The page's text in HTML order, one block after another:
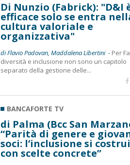
Di Nunzio (Fabrick): "D&I
efficace solo se entra
cultura valoriale e
organizzativa"
di Flavio Padovan, Maddalena Libertini - Per
diversità e inclusione non sono un capitolo
separato della gestione delle...
BANCAFORTE TV
di Palma (Bcc San
“Parità di genere e
soci: l’inclusione si
con scelte concrete”